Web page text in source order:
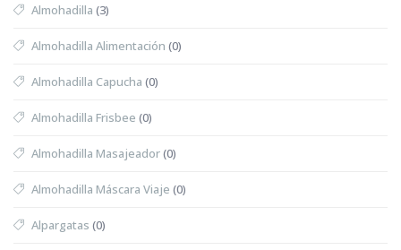
Almohadilla (3)
Almohadilla Alimentación (0)
Almohadilla Capucha (0)
Almohadilla Frisbee (0)
Almohadilla Masajeador(0)
Almohadilla Máscara Viaje (0)
Alpargatas (0)